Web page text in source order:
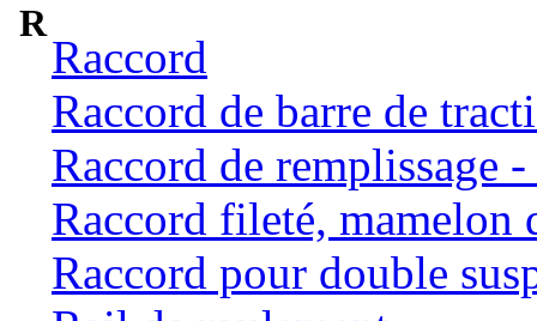
R
Raccord
Raccord de barre de
Raccord de remplissage
Raccord fileté, mamelon
Raccord pour double